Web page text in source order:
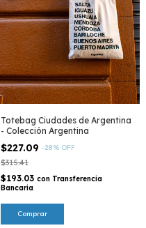
Totebag Ciudades de Argentina
- Colección Argentina
$227.09 -28% OFF
$315.41
$193.03 con Transferencia
Bancaria